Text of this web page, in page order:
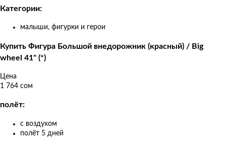
Категории:
малыши, фигурки и герои
Купить Фигура Большой внедорожник (красный) / Big
wheel 41" (*)
Цена
1 764 сом
полёт:
с воздухом
полёт 5 дней